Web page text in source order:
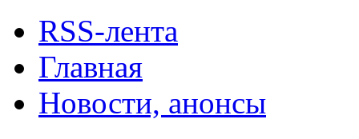
RSS-лента
Главная
Новости, анонсы